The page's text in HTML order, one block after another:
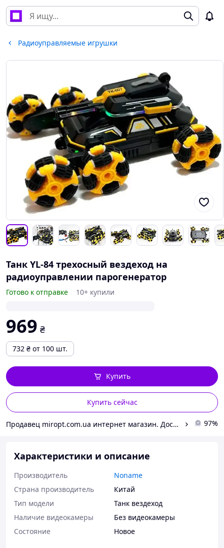
Радиоуправляемые игрушки
Танк YL-84 трехосный вездеход на
радиоуправлении парогенератор
Готово к отправке 10+ купили
969 ₴
732 ₴ от 100 шт.
Купить сейчас
Купить
Продавец miropt.com.ua интернет магазин. Доставка по Украине 1-2 дня 97%
Характеристики и описание
Производитель
Noname
Страна производитель
Китай
Тип модели
Танк вездеход
Наличие видеокамеры
Без видеокамеры
Состояние
Новое